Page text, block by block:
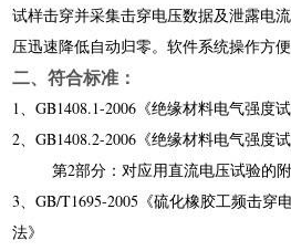
试样击穿并采集击穿电压数据及泄露电
压迅速降低自动归零。软件系统操作方
二、符合标准：
1、GB1408.1-2006《绝缘材料电气强度试
2、GB1408.2-2006《绝缘材料电气强度
第2部分：对应用直流电压试验的附
3、GB/T1695-2005《硫化橡胶工频击穿
法》